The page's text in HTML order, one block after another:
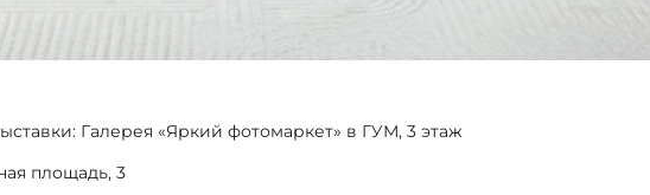
Галерея «Яркий фотомаркет» в ГУМ, 3 этаж
площадь, 3